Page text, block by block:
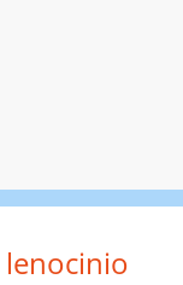
lenocinio